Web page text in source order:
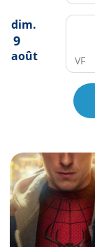
dim.
9
août VF